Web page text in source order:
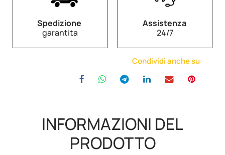
Spedizione
garantita
Assistenza
24/7
Condividi anche su:
INFORMAZIONI DEL
PRODOTTO